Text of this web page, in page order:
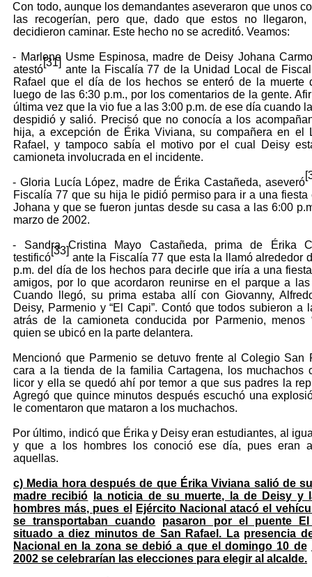
Con todo, aunque los demandantes aseveraron que unos
las recogerían, pero que, dado que estos no
decidieron caminar. Este hecho no se acreditó. Veamos:
- Marlene Usme Espinosa, madre de Deisy Johana
atestó
[31]
ante la Fiscalía 77 de la Unidad Local de
Rafael que el día de los hechos se enteró de la muerte
luego de las 6:30 p.m., por los comentarios de la gente.
última vez que la vio fue a las 3:00 p.m. de ese día cuando
despidió y salió. Precisó que no conocía a los
hija, a excepción de Érika Viviana, su compañera en el
Rafael, y tampoco sabía el motivo por el cual Deisy
camioneta involucrada en el incidente.
- Gloria Lucía López, madre de Érika Castañeda, aseveró
Fiscalía 77 que su hija le pidió permiso para ir a una fiesta
Johana y que se fueron juntas desde su casa a las 6:00
marzo de 2002.
- Sandra Cristina Mayo Castañeda, prima de Érika
testificó
[33]
ante la Fiscalía 77 que esta la llamó alrededor
p.m. del día de los hechos para decirle que iría a una
amigos, por lo que acordaron reunirse en el parque a
Cuando llegó, su prima estaba allí con Giovanny,
Deisy, Parmenio y “El Capi”. Contó que todos subieron a
atrás de la camioneta conducida por Parmenio, menos
quien se ubicó en la parte delantera.
Mencionó que Parmenio se detuvo frente al Colegio San
cara a la tienda de la familia Cartagena, los muchachos
licor y ella se quedó ahí por temor a que sus padres la
Agregó que quince minutos después escuchó una
le comentaron que mataron a los muchachos.
Por último, indicó que Érika y Deisy eran estudiantes, al
y que a los hombres los conoció ese día, pues eran
aquellas.
c) Media hora después de que Érika Viviana salió de
madre recibió
la noticia de su muerte, la de Deisy y
hombres más, pues el
Ejército Nacional atacó el
se transportaban cuando
pasaron por el puente El
situado a diez minutos de San Rafael. La presencia
Nacional en la zona se debió a que el domingo 10 de
2002 se celebrarían las elecciones para elegir al alcalde.